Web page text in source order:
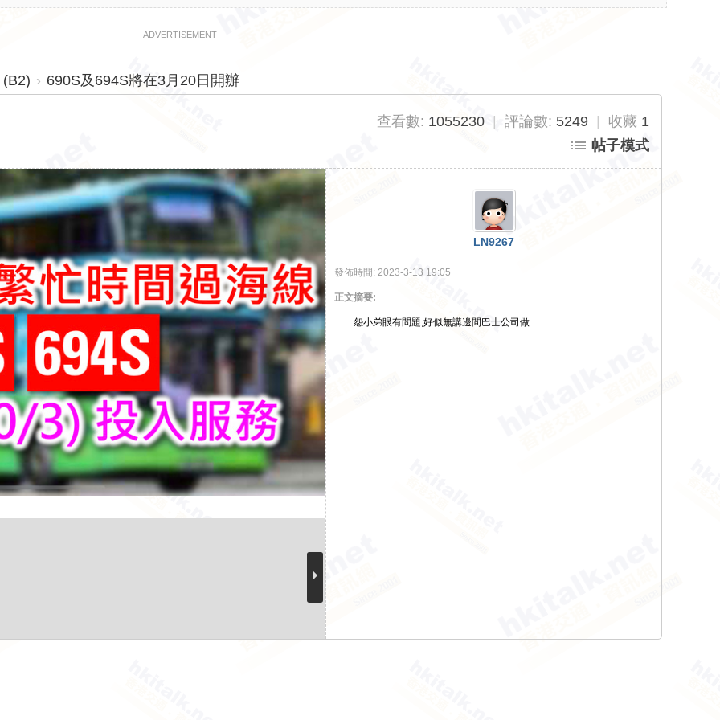
ADVERTISEMENT
› 690S及694S將在3月20日開辦
查看數: 1055230 評論數: 5249 收藏 1
帖子模式
LN9267
發佈時間: 2023-3-13 19:05
正文摘要:
怨小弟眼有問題,好似無講邊間巴士公司做